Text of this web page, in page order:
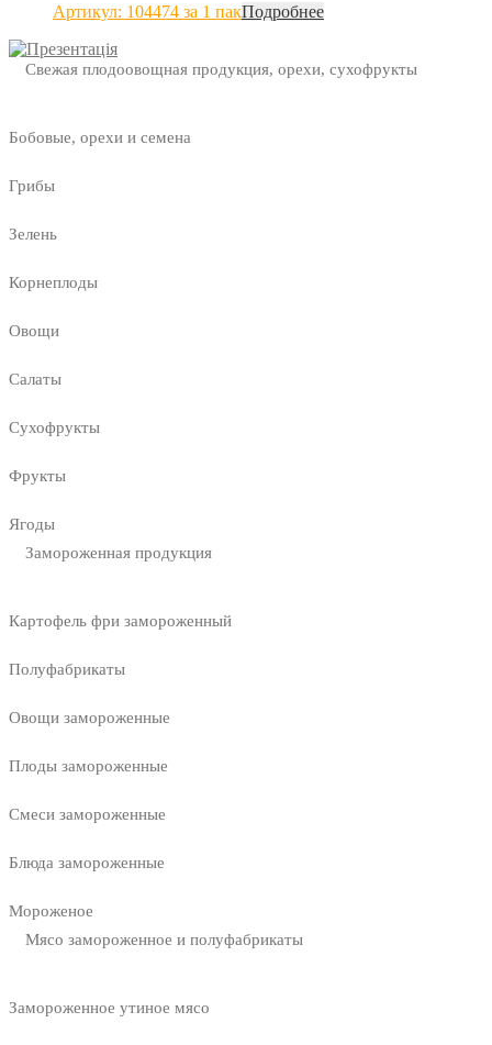
Артикул: 104474 за 1 пакПодробнее
Свежая плодоовощная продукция, орехи, сухофрукты
Бобовые, орехи и семена
Грибы
Зелень
Корнеплоды
Овощи
Салаты
Сухофрукты
Фрукты
Ягоды
Замороженная продукция
Картофель фри замороженный
Полуфабрикаты
Овощи замороженные
Плоды замороженные
Смеси замороженные
Блюда замороженные
Мороженое
Мясо замороженное и полуфабрикаты
Замороженное утиное мясо